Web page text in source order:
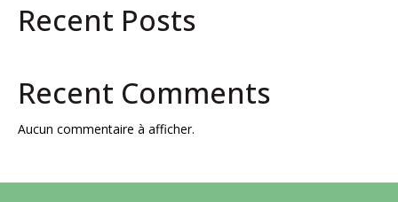
Recent Posts
Recent Comments
Aucun commentaire à afficher.